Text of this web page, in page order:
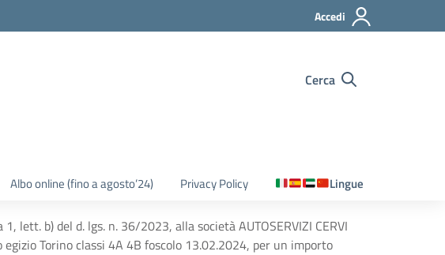
Accedi
Cerca
Albo online (fino a agosto’24) Privacy Policy Lingue
lett. b) del d. lgs. n. 36/2023, alla società AUTOSERVIZI CERVI
egizio Torino classi 4A 4B foscolo 13.02.2024, per un importo